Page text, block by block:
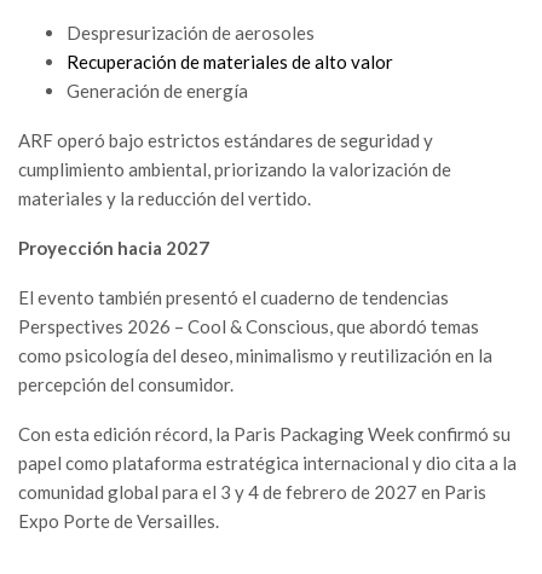
Despresurización de aerosoles
Recuperación de materiales de alto valor
Generación de energía
ARF operó bajo estrictos estándares de seguridad y
cumplimiento ambiental, priorizando la valorización de
materiales y la reducción del vertido.
Proyección hacia 2027
El evento también presentó el cuaderno de tendencias
Perspectives 2026 – Cool & Conscious, que abordó temas
como psicología del deseo, minimalismo y reutilización en la
percepción del consumidor.
Con esta edición récord, la Paris Packaging Week confirmó su
papel como plataforma estratégica internacional y dio cita a la
comunidad global para el 3 y 4 de febrero de 2027 en Paris
Expo Porte de Versailles.